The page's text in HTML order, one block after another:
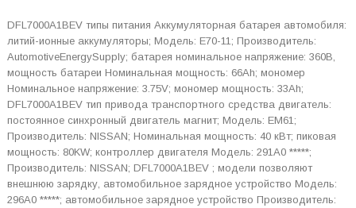
DFL7000A1BEV типы питания Аккумуляторная батарея автомобиля:
литий-ионные аккумуляторы; Модель: E70-11; Производитель:
AutomotiveEnergySupply; батарея номинальное напряжение: 360В,
мощность батареи Номинальная мощность: 66Ah; мономер
Номинальное напряжение: 3.75V; мономер мощность: 33Ah;
DFL7000A1BEV тип привода транспортного средства двигатель:
постоянное синхронный двигатель магнит; Модель: EM61;
Производитель: NISSAN; Номинальная мощность: 40 кВт; пиковая
мощность: 80KW; контроллер двигателя Модель: 291A0 *****;
Производитель: NISSAN; DFL7000A1BEV ; модели позволяют
внешнюю зарядку, автомобильное зарядное устройство Модель:
296A0 *****; автомобильное зарядное устройство Производитель: